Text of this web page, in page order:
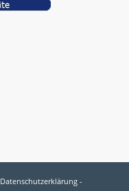
Datenschutzerklärung-